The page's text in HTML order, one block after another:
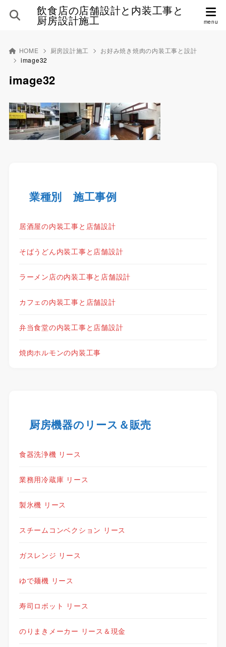
飲食店の店舗設計と内装工事と
厨房設計施工
HOME 厨房設計施工
お好み焼き焼肉の内装工事と設計
image32
image32
業種別 施工事例
居酒屋の内装工事と店舗設計
そばうどん内装工事と店舗設計
ラーメン店の内装工事と店舗設計
カフェの内装工事と店舗設計
弁当食堂の内装工事と店舗設計
焼肉ホルモンの内装工事
厨房機器のリース＆販売
食器洗浄機 リース
業務用冷蔵庫 リース
製氷機 リース
スチームコンベクション リース
ガスレンジ リース
ゆで麺機 リース
寿司ロボット リース
のりまきメーカー リース＆現金